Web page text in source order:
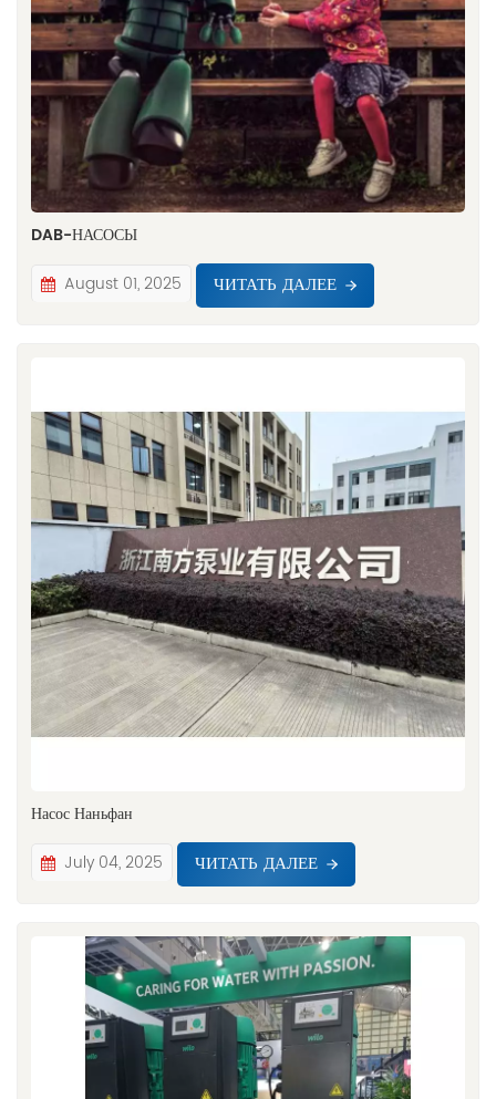
DAB-НАСОСЫ
August 01, 2025 ЧИТАТЬ ДАЛЕЕ
Насос Наньфан
July 04, 2025 ЧИТАТЬ ДАЛЕЕ